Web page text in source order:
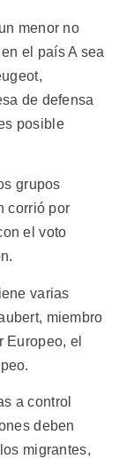
menor no
el país A sea
de defensa
posible
grupos
corrió por
el voto
varias
miembro
Europeo, el
a control
deben
migrantes,